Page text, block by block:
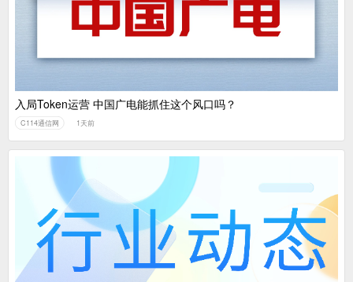
入局Token运营 中国广电能抓住这个风口吗？
C114通信网 1天前